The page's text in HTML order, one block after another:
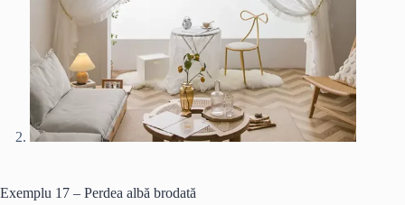
Exemplu 17 – Perdea albă brodată